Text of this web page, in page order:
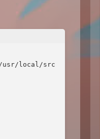
/usr/local/src